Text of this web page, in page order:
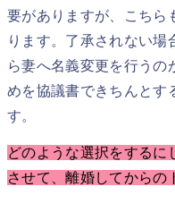
要がありますが、こちら
ります。了承されない場
ら妻へ名義変更を行うの
めを協議書できちんとす
す。
どのような選択をするに
させて、離婚してからの